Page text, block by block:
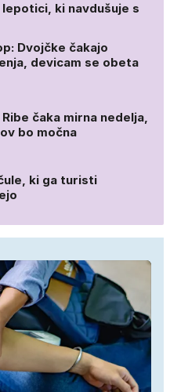
ki navdušuje s
Dvojčke čakajo
devicam se obeta
čaka mirna nedelja,
bo močna
ki ga turisti